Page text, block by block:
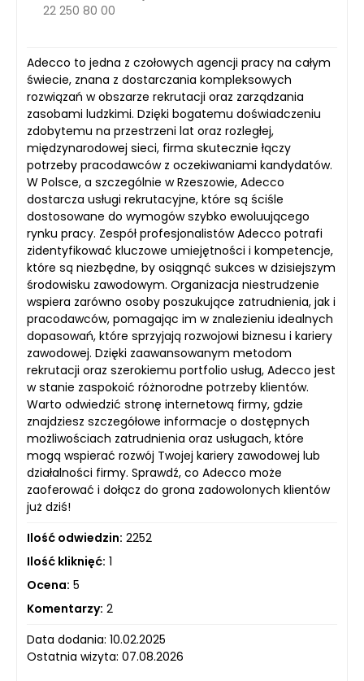
22 250 80 00
Adecco to jedna z czołowych agencji pracy na całym
świecie, znana z dostarczania kompleksowych
rozwiązań w obszarze rekrutacji oraz zarządzania
zasobami ludzkimi. Dzięki bogatemu doświadczeniu
zdobytemu na przestrzeni lat oraz rozległej,
międzynarodowej sieci, firma skutecznie łączy
potrzeby pracodawców z oczekiwaniami kandydatów.
W Polsce, a szczególnie w Rzeszowie, Adecco
dostarcza usługi rekrutacyjne, które są ściśle
dostosowane do wymogów szybko ewoluującego
rynku pracy. Zespół profesjonalistów Adecco potrafi
zidentyfikować kluczowe umiejętności i kompetencje,
które są niezbędne, by osiągnąć sukces w dzisiejszym
środowisku zawodowym. Organizacja niestrudzenie
wspiera zarówno osoby poszukujące zatrudnienia, jak i
pracodawców, pomagając im w znalezieniu idealnych
dopasowań, które sprzyjają rozwojowi biznesu i kariery
zawodowej. Dzięki zaawansowanym metodom
rekrutacji oraz szerokiemu portfolio usług, Adecco jest
w stanie zaspokoić różnorodne potrzeby klientów.
Warto odwiedzić stronę internetową firmy, gdzie
znajdziesz szczegółowe informacje o dostępnych
możliwościach zatrudnienia oraz usługach, które
mogą wspierać rozwój Twojej kariery zawodowej lub
działalności firmy. Sprawdź, co Adecco może
zaoferować i dołącz do grona zadowolonych klientów
już dziś!
Ilość odwiedzin: 2252
Ilość kliknięć: 1
Ocena: 5
Komentarzy: 2
Data dodania: 10.02.2025
Ostatnia wizyta: 07.08.2026